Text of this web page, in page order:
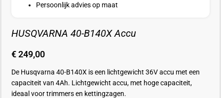
Persoonlijk advies op maat
HUSQVARNA 40-B140X Accu
€249,00
De Husqvarna 40-B140X is een lichtgewicht 36V accu met een
capaciteit van 4Ah. Lichtgewicht accu, met hoge capaciteit,
ideaal voor trimmers en kettingzagen.